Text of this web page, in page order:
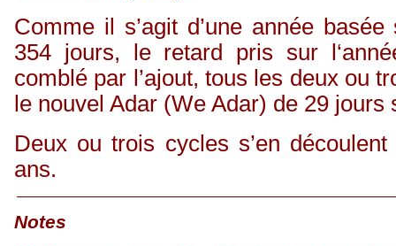
Comme il s’agit d’une année
354 jours, le retard pris sur
comblé par l’ajout, tous les deux ou
le nouvel Adar (We Adar) de 29 jours
Deux ou trois cycles s’en
ans.
Notes